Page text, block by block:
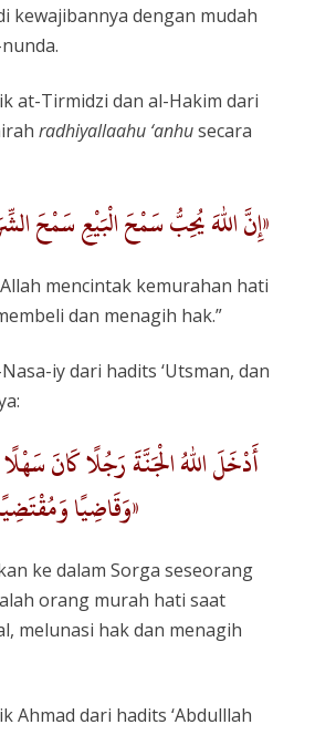
kewajibannya dengan mudah
at-Tirmidzi dan al-Hakim dari
radhiyallaahu ‘anhusecara
«إِنَّ اللهَ يُحِبُّ سَمْحَ الْبَيْعِ سَمْحَ الشِّرَاءِ سَمْحَ الْقَضَاءِ»
mencintak kemurahan hati
dan menagih hak.”
iy dari hadits ‘Utsman, dan
وَقَاضِيًا وَمُقْتَضِيًا»
ke dalam Sorga seseorang
orang murah hati saat
melunasi hak dan menagih
Ahmad dari hadits ‘Abdulllah